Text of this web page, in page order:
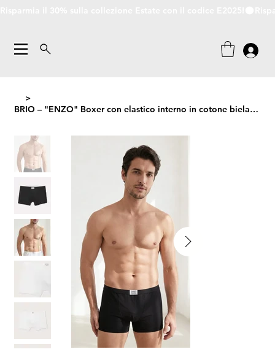
>
BRIO – "ENZO" Boxer con elastico interno in cotone bielastico